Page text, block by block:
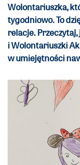
Wolontariuszka,
tygodniowo. To
relacje.
i Wolontariuszki
w umiejętności